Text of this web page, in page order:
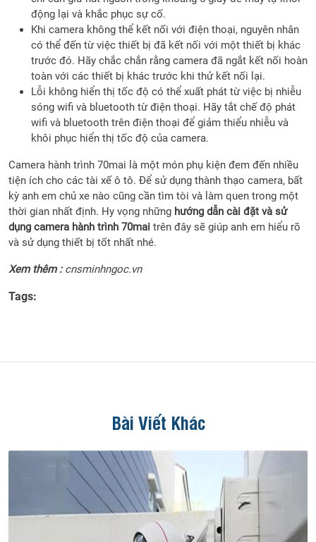
động lại và khắc phục sự cố.
Khi camera không thể kết nối với điện thoại, nguyên nhân
có thể đến từ việc thiết bị đã kết nối với một thiết bị khác
trước đó. Hãy chắc chắn rằng camera đã ngắt kết nối hoàn
toàn với các thiết bị khác trước khi thử kết nối lại.
Lỗi không hiển thị tốc độ có thể xuất phát từ việc bị nhiễu
sóng wifi và bluetooth từ điện thoại. Hãy tắt chế độ phát
wifi và bluetooth trên điện thoại để giảm thiểu nhiễu và
khôi phục hiển thị tốc độ của camera.
Camera hành trình 70mai là một món phụ kiện đem đến nhiều
tiện ích cho các tài xế ô tô. Để sử dụng thành thạo camera, bất
kỳ anh em chủ xe nào cũng cần tìm tòi và làm quen trong một
thời gian nhất định. Hy vọng những hướng dẫn cài đặt và sử
dụng camera hành trình 70mai trên đây sẽ giúp anh em hiểu rõ
và sử dụng thiết bị tốt nhất nhé.
Xem thêm : cnsminhngoc.vn
Tags:
Bài Viết Khác